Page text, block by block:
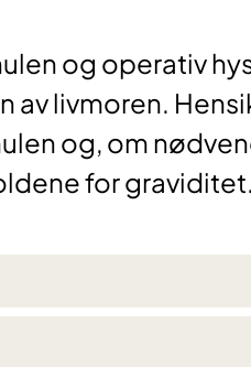
og operativ
av livmoren.
og, om
for graviditet.